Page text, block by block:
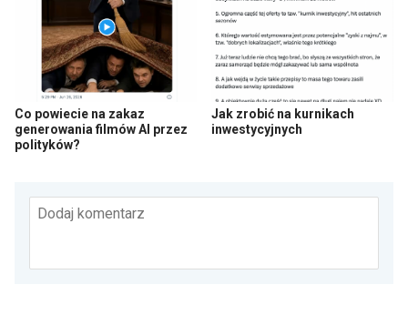
Co powiecie na zakaz
generowania filmów AI przez
polityków?
Jak zrobić na kurnikach
inwestycyjnych
Dodaj komentarz